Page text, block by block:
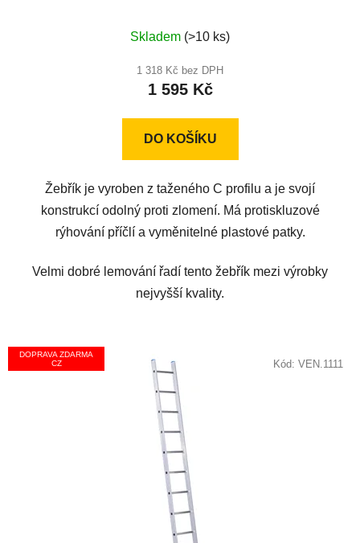
Skladem (>10 ks)
1 318 Kč bez DPH
1 595 Kč
DO KOŠÍKU
Žebřík je vyroben z taženého C profilu a je svojí
konstrukcí odolný proti zlomení. Má protiskluzové
rýhování příčlí a vyměnitelné plastové patky.
Velmi dobré lemování řadí tento žebřík mezi výrobky
nejvyšší kvality.
DOPRAVA ZDARMA
CZ
Kód: VEN.1111